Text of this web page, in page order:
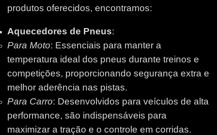
produtos oferecidos, encontramos:
Aquecedores de Pneus:
Para Moto: Essenciais para manter a
temperatura ideal dos pneus durante treinos e
competições, proporcionando segurança extra e
melhor aderência nas pistas.
Para Carro: Desenvolvidos para veículos de alta
performance, são indispensáveis para
maximizar a tração e o controle em corridas.